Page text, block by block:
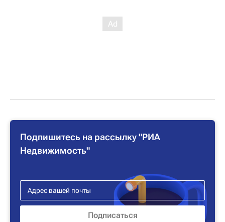
Подпишитесь на рассылку "РИА
Недвижимость"